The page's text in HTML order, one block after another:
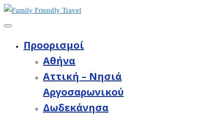
Προορισμοί
Aθήνα
Αττική – Νησιά
Αργοσαρωνικού
Δωδεκάνησα